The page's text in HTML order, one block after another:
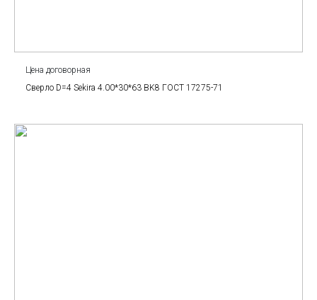
Цена договорная
Сверло D=4 Sekira 4.00*30*63 BK8 ГОСТ 17275-71